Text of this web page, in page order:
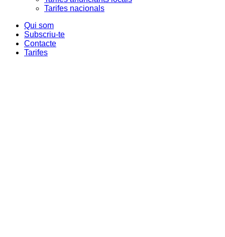
Tarifes nacionals
Qui som
Subscriu-te
Contacte
Tarifes